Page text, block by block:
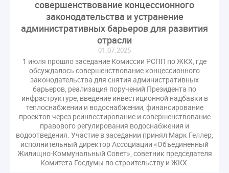
Праздники
РКЦ
Разъяснения
Регулирование Малахов
Резолюция
Собрание собственников
Соглашение о сотрудничестве
Статья
Стратегия развития ЖКХ 2030
Судебная практика ЖКХ
Требования
Форум
Цифорвизация
арендатор
вентиляционные каналы
внеплановые проверки
выбор УК
гарантийная управляющая компания
гарантирующие управляющие организации
госпошлина
демоэкзамен
депутаты
совершенствование концессионного
законодательства и устранение
административных барьеров для развития
отрасли
01.07.2025
1 июля прошло заседание Комиссии РСПП по ЖКХ, где
обсуждалось совершенствование концессионного
законодательства для снятия административных
барьеров, реализация поручений Президента по
инфраструктуре, введение инвестиционной надбавки в
теплоснабжении и водоснабжении, финансирование
проектов через реинвестирование и совершенствование
правового регулирования водоснабжения и
водоотведения. Участие в заседании принял Марк Геллер,
исполнительный директор Ассоциации «Объединенный
Жилищно-Коммунальный Совет», советник председателя
Комитета Госдумы по строительству и ЖКХ.